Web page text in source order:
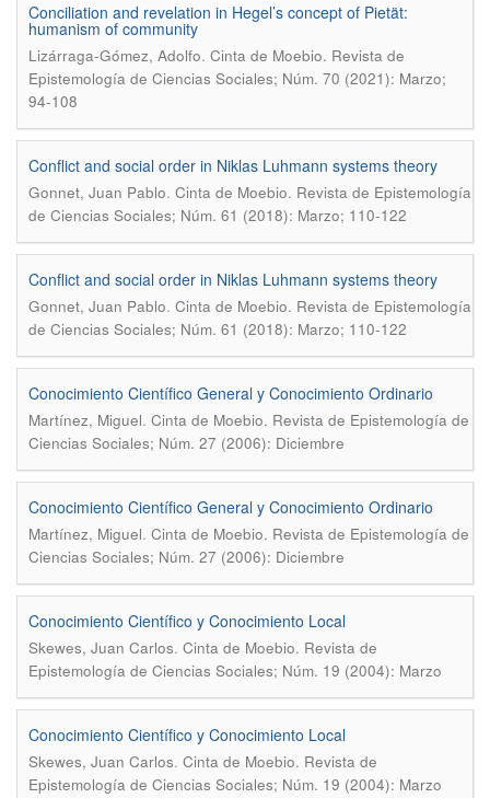
Conciliation and revelation in Hegel’s concept of Pietät:
humanism of community
Lizárraga-Gómez, Adolfo. Cinta de Moebio. Revista de
Epistemología de Ciencias Sociales; Núm. 70 (2021): Marzo;
94-108
Conflict and social order in Niklas Luhmann systems theory
Gonnet, Juan Pablo. Cinta de Moebio. Revista de Epistemología
de Ciencias Sociales; Núm. 61 (2018): Marzo; 110-122
Conflict and social order in Niklas Luhmann systems theory
Gonnet, Juan Pablo. Cinta de Moebio. Revista de Epistemología
de Ciencias Sociales; Núm. 61 (2018): Marzo; 110-122
Conocimiento Científico General y Conocimiento Ordinario
Martínez, Miguel. Cinta de Moebio. Revista de Epistemología de
Ciencias Sociales; Núm. 27 (2006): Diciembre
Conocimiento Científico General y Conocimiento Ordinario
Martínez, Miguel. Cinta de Moebio. Revista de Epistemología de
Ciencias Sociales; Núm. 27 (2006): Diciembre
Conocimiento Científico y Conocimiento Local
Skewes, Juan Carlos. Cinta de Moebio. Revista de
Epistemología de Ciencias Sociales; Núm. 19 (2004): Marzo
Conocimiento Científico y Conocimiento Local
Skewes, Juan Carlos. Cinta de Moebio. Revista de
Epistemología de Ciencias Sociales; Núm. 19 (2004): Marzo